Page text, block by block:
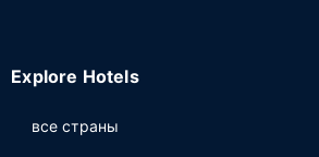
Explore Hotels
все страны